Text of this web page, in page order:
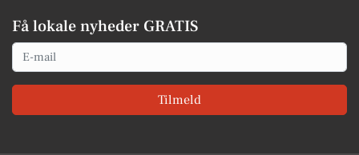
Få lokale nyheder GRATIS
Email
Tilmeld